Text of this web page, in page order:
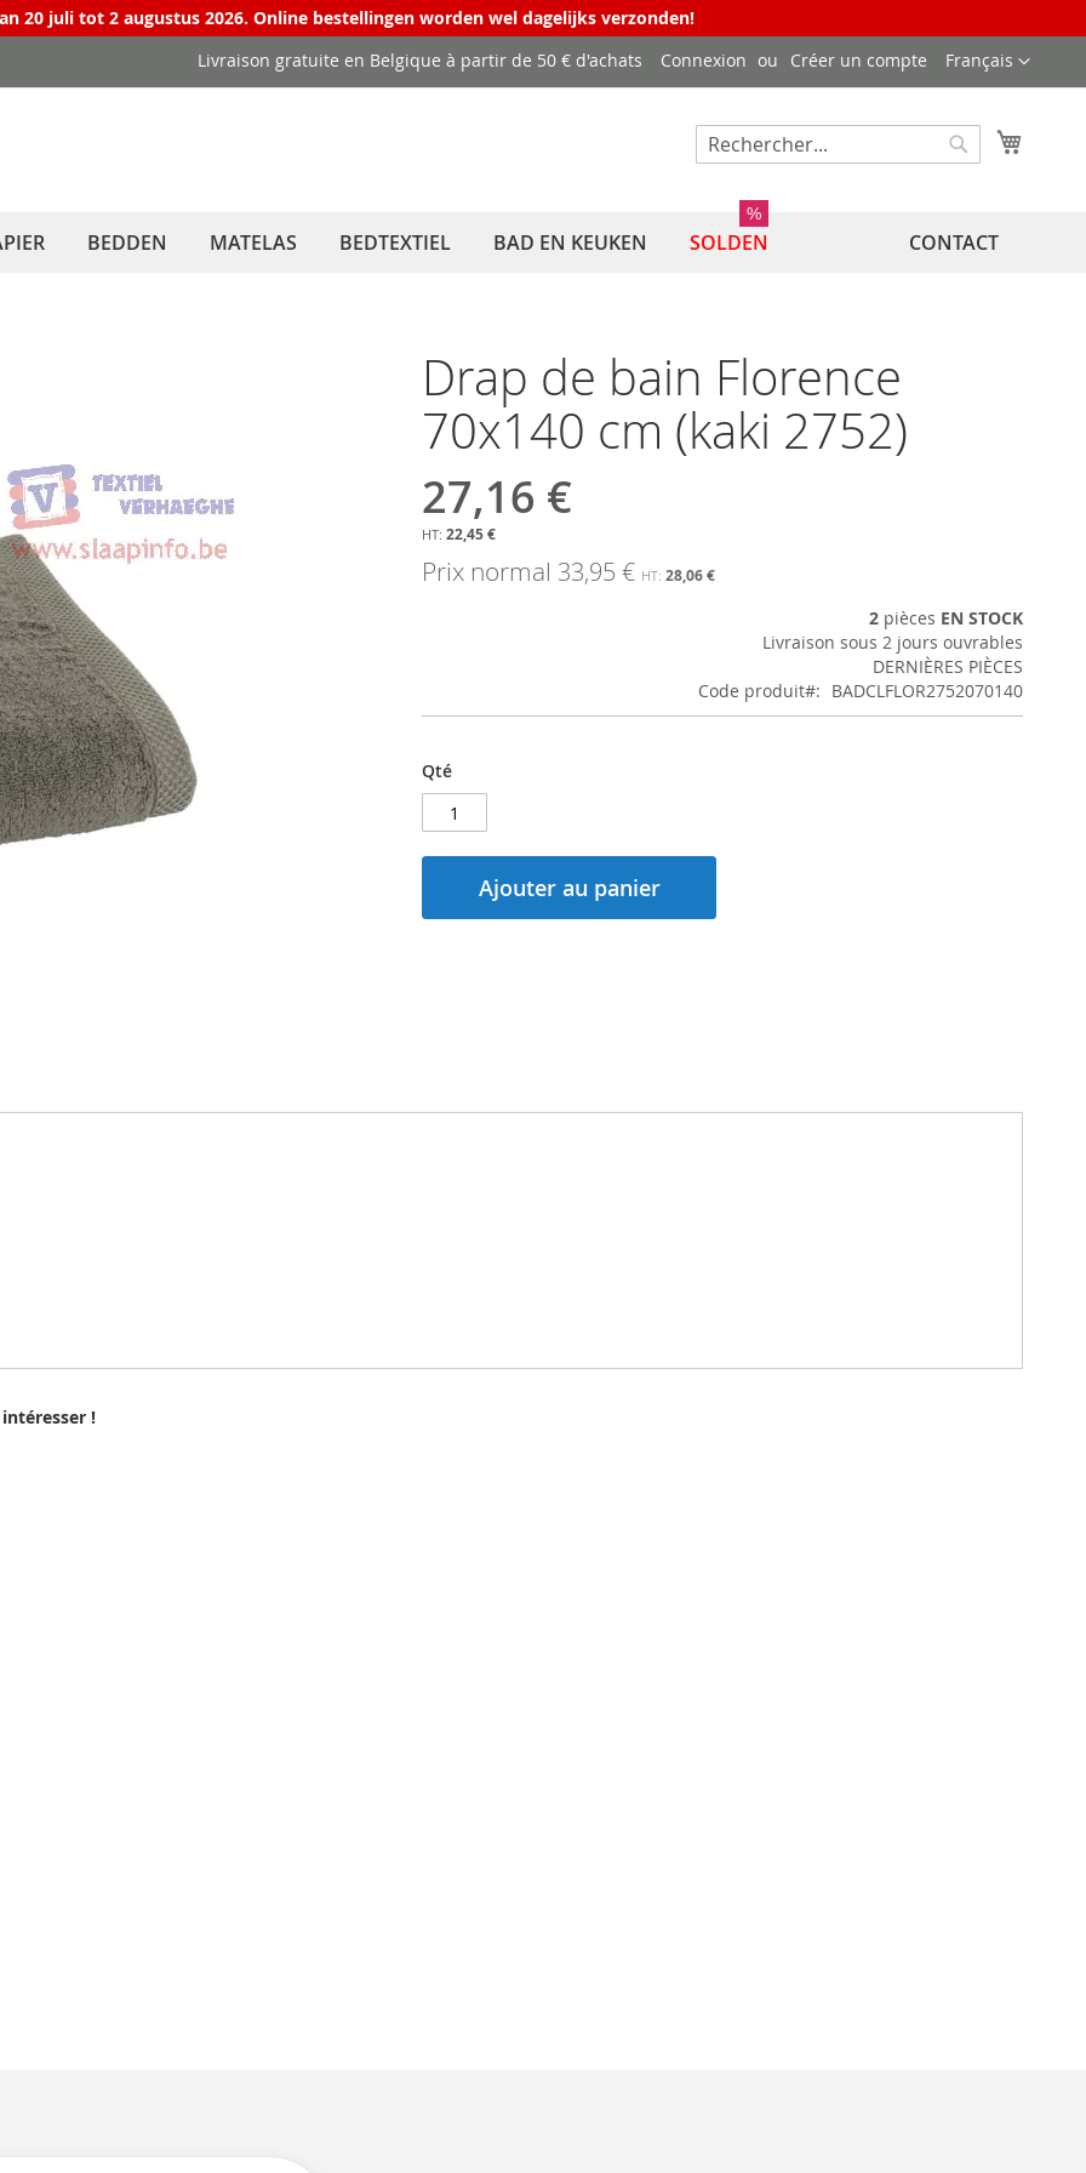
20 juli tot 2 augustus 2026. Online bestellingen worden wel dagelijks verzonden!
Langue
Français
Livraison gratuite en Belgique à partir de 50 € d'achats Connexion Créer un compte
Rechercher
BEDDEN MATELAS BEDTEXTIEL BAD EN KEUKEN SOLDEN
%
CONTACT
Drap de bain Florence
70x140 cm (kaki 2752)
Prix
Spécial
27,16 €
22,45 €
Prix normal 33,95 € 28,06 €
2 pièces EN STOCK
Livraison sous 2 jours ouvrables
DERNIÈRES PIÈCES
Code produit
BADCLFLOR2752070140
Qté
Ajouter au panier
!